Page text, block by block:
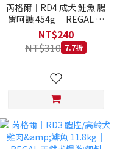
芮格爾｜RD4 成犬 鮭魚 腸
胃呵護 454g｜ REGAL 天
然犬糧 狗飼料
NT$240
NT$310 7.7折